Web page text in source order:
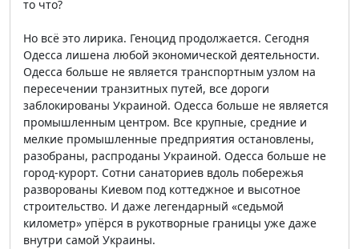
то что?
Но всё это лирика. Геноцид продолжается. Сегодня
Одесса лишена любой экономической деятельности.
Одесса больше не является транспортным узлом на
пересечении транзитных путей, все дороги
заблокированы Украиной. Одесса больше не является
промышленным центром. Все крупные, средние и
мелкие промышленные предприятия остановлены,
разобраны, распроданы Украиной. Одесса больше не
город-курорт. Сотни санаториев вдоль побережья
разворованы Киевом под коттеджное и высотное
строительство. И даже легендарный «седьмой
километр» упёрся в рукотворные границы уже даже
внутри самой Украины.